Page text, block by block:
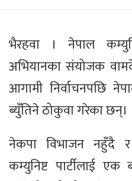
भैरहवा । नेपाल
अभियानका संयोजक
आगामी निर्वाचनपछि
ब्युँतिने ठोकुवा गरेका छन्।
नेकपा विभाजन नहुँदै
कम्युनिष्ट पार्टीलाई एक